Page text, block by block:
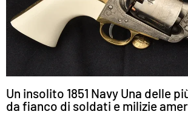
Un insolito 1851 Navy Una delle
da fianco di soldati e milizie